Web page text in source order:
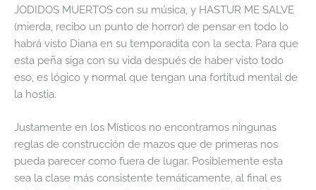
JODIDOS MUERTOS con su música, y HASTUR ME SALVE
(mierda, recibo un punto de horror) de pensar en todo lo
habrá visto Diana en su temporadita con la secta. Para que
esta peña siga con su vida después de haber visto todo
eso, es lógico y normal que tengan una fortitud mental de
la hostia.
Justamente en los Místicos no encontramos ningunas
reglas de construcción de mazos que de primeras nos
pueda parecer como fuera de lugar. Posiblemente esta
sea la clase más consistente temáticamente, al final es